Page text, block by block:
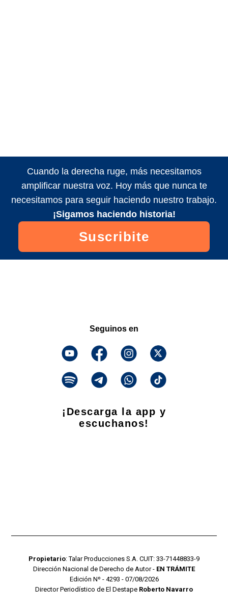
Cuando la derecha ruge, más necesitamos
amplificar nuestra voz. Hoy más que nunca te
necesitamos para seguir haciendo nuestro trabajo.
¡Sigamos haciendo historia!
Suscribite
Seguinos en
¡Descarga la app y
escuchanos!
Propietario: Talar Producciones S.A. CUIT: 33-71448833-9
Dirección Nacional de Derecho de Autor - EN TRÁMITE
Edición Nº - 4293 - 07/08/2026
Director Periodístico de El Destape Roberto Navarro